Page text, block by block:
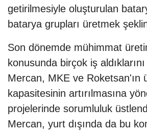
getirilmesiyle oluşturulan
batarya grupları üretmek
Son dönemde mühimmat
konusunda birçok iş
Mercan, MKE ve Roketsan'ın
kapasitesinin artırılmasına
projelerinde sorumluluk
Mercan, yurt dışında da bu